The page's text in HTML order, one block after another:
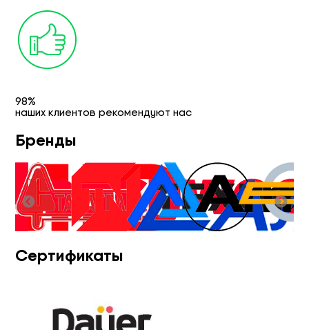
98%
наших клиентов рекомендуют нас
Бренды
Сертификаты